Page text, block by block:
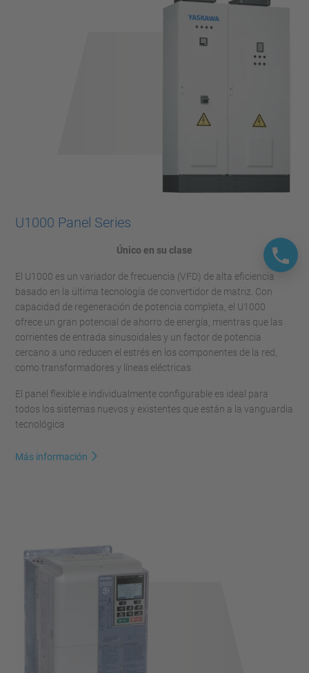
U1000 Panel Series
Único en su clase
El U1000 es un variador de frecuencia (VFD) de alta eficiencia
basado en la última tecnología de convertidor de matriz. Con
capacidad de regeneración de potencia completa, el U1000
ofrece un gran potencial de ahorro de energía, mientras que las
corrientes de entrada sinusoidales y un factor de potencia
cercano a uno reducen el estrés en los componentes de la red,
como transformadores y líneas eléctricas.
El panel flexible e individualmente configurable es ideal para
todos los sistemas nuevos y existentes que están a la vanguardia
tecnológica
Más información